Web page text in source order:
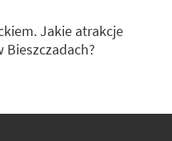
Jakie atrakcje
Bieszczadach?